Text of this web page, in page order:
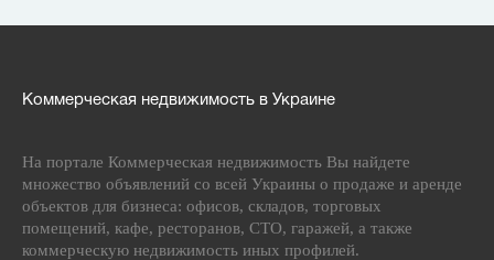
Коммерческая недвижимость в Украине
На портале Коммерческая недвижимость Вы найдете
множество объявлений со всей Украины о продаже и аренде
объектов для бизнеса: офисов, складов, торговых
помещений, кафе, ресторанов, СТО, гаражей, а также
коммерческую недвижимость иных профилей.